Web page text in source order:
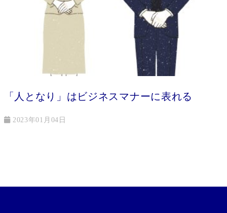
「人となり」はビジネスマナーに表れる
2023年01月04日